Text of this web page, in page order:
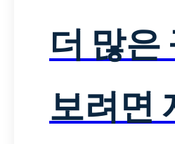
더 많은
보려면